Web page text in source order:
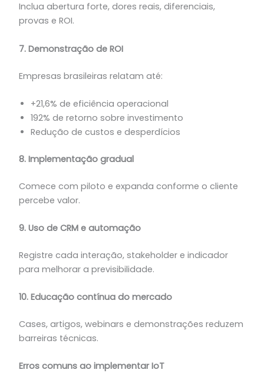
Inclua abertura forte, dores reais, diferenciais,
provas e ROI.
7. Demonstração de ROI
Empresas brasileiras relatam até:
+21,6% de eficiência operacional
192% de retorno sobre investimento
Redução de custos e desperdícios
8. Implementação gradual
Comece com piloto e expanda conforme o cliente
percebe valor.
9. Uso de CRM e automação
Registre cada interação, stakeholder e indicador
para melhorar a previsibilidade.
10. Educação contínua do mercado
Cases, artigos, webinars e demonstrações reduzem
barreiras técnicas.
Erros comuns ao implementar IoT